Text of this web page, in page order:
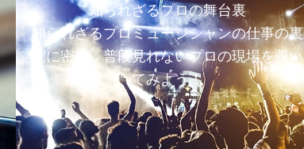
知られざるプロの舞台裏
知られざるプロミュージシャンの仕事の裏
側に密着。普段見れないプロの現場を覗い
てみよう！